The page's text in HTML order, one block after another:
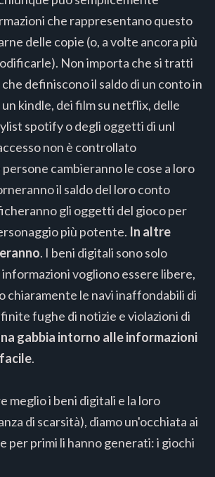
che rappresentano questo
delle copie (o, a volte ancora più
Non importa che si tratti
definiscono il saldo di un conto in
kindle, dei film su netflix, delle
spotify o degli oggetti di unl
non è controllato
cambieranno le cose a loro
il saldo del loro conto
gli oggetti del gioco per
più potente. In altre
. I beni digitali sono solo
vogliono essere libere,
chiaramente le navi inaffondabili di
fughe di notizie e violazioni di
gabbia intorno alle informazioni
.
meglio i beni digitali e la loro
di scarsità), diamo un'occhiata ai
per primi li hanno generati: i giochi